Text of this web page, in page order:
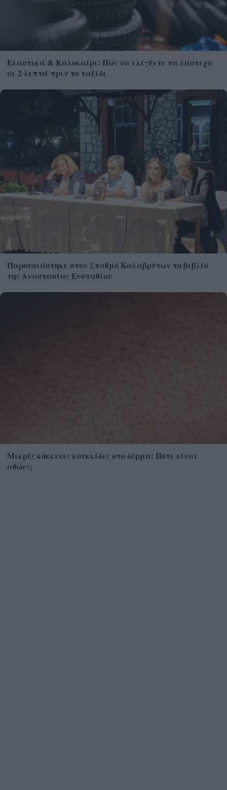
Ελαστικά & Καλοκαίρι: Πώς να ελέγξετε τα λάστιχα
σε 2 λεπτά πριν το ταξίδι
Παρουσιάστηκε στον Σταθμό Καλαβρύτων το βιβλίο
της Αναστασίας Ευσταθίου
Μικρές κόκκινες κουκκίδες στο δέρμα: Πότε είναι
αθώες;